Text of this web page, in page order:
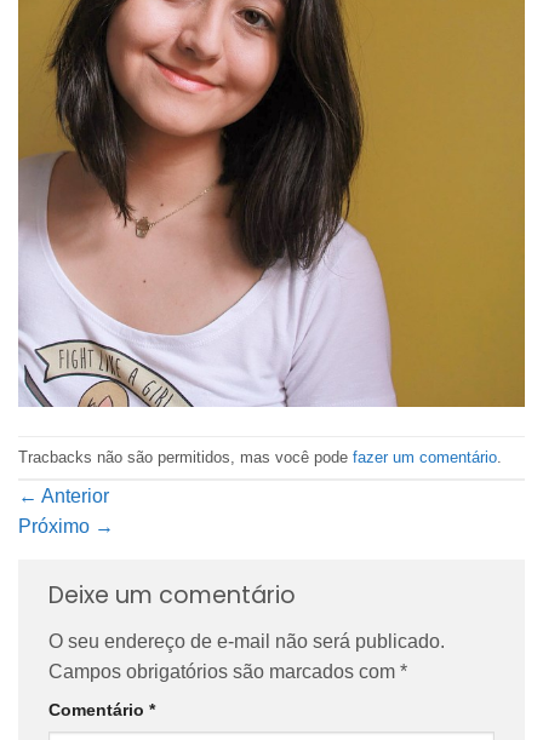
Tracbacks não são permitidos, mas você pode fazer um comentário
← Anterior
Próximo →
Deixe um comentário
O seu endereço de e-mail não será publicado.
Campos obrigatórios são marcados com *
Comentário *